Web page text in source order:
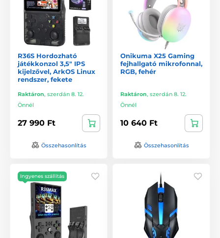
R36S Hordozható
játékkonzol 3,5" IPS
kijelzővel, ArkOS Linux
rendszer, fekete
Raktáron, szerdán 8. 12.
Önnél
27 990 Ft
Összehasonlítás
Onikuma X25 Gaming
fejhallgató mikrofonnal,
RGB, fehér
Raktáron, szerdán 8. 12.
Önnél
10 640 Ft
Összehasonlítás
Ingyenes szállítás